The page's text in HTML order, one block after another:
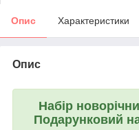
Опис Характеристики
Опис
Набір
Подарунковий